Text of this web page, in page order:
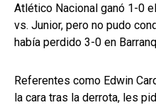
Atlético Nacional ganó 1-0
vs. Junior, pero no pudo
había perdido 3-0 en
Referentes como Edwin
la cara tras la derrota, les